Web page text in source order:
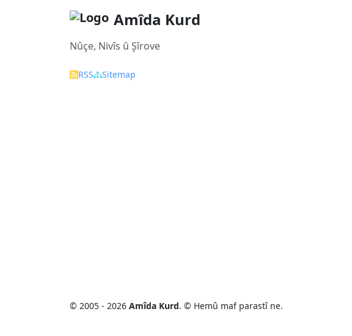
Amîda Kurd
Nûçe, Nivîs û Şîrove
RSS Sitemap
© 2005 - 2026 Amîda Kurd. © Hemû maf parastî ne.